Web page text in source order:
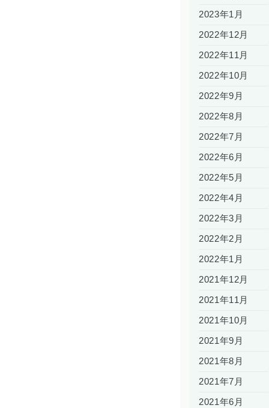
2023年1月
2022年12月
2022年11月
2022年10月
2022年9月
2022年8月
2022年7月
2022年6月
2022年5月
2022年4月
2022年3月
2022年2月
2022年1月
2021年12月
2021年11月
2021年10月
2021年9月
2021年8月
2021年7月
2021年6月